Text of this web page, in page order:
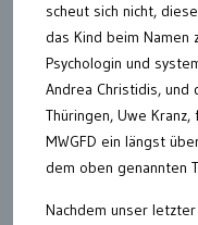
scheut sich nicht,
das Kind beim Namen
Psychologin und
Andrea Christidis, und
Thüringen, Uwe
MWGFD ein längst
dem oben genannten
Nachdem unser